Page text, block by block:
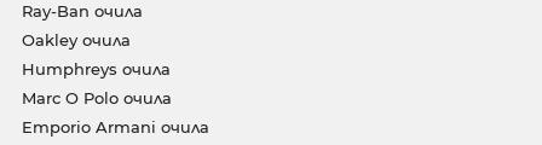
Ray-Ban очила
Oakley очила
Humphreys очила
Marc O Polo очила
Emporio Armani очила